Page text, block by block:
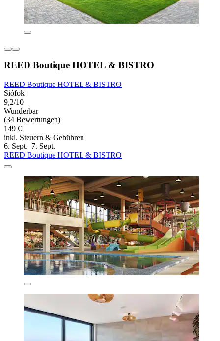
REED Boutique HOTEL & BISTRO
REED Boutique HOTEL & BISTRO
Siófok
9,2/10
Wunderbar
(34 Bewertungen)
149 €
inkl. Steuern & Gebühren
6. Sept.–7. Sept.
REED Boutique HOTEL & BISTRO